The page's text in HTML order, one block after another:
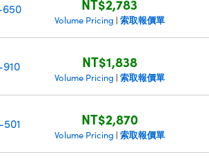
NT$2,783
Volume Pricing | 索取報價單
NT$1,838
Volume Pricing | 索取報價單
NT$2,870
Volume Pricing | 索取報價單